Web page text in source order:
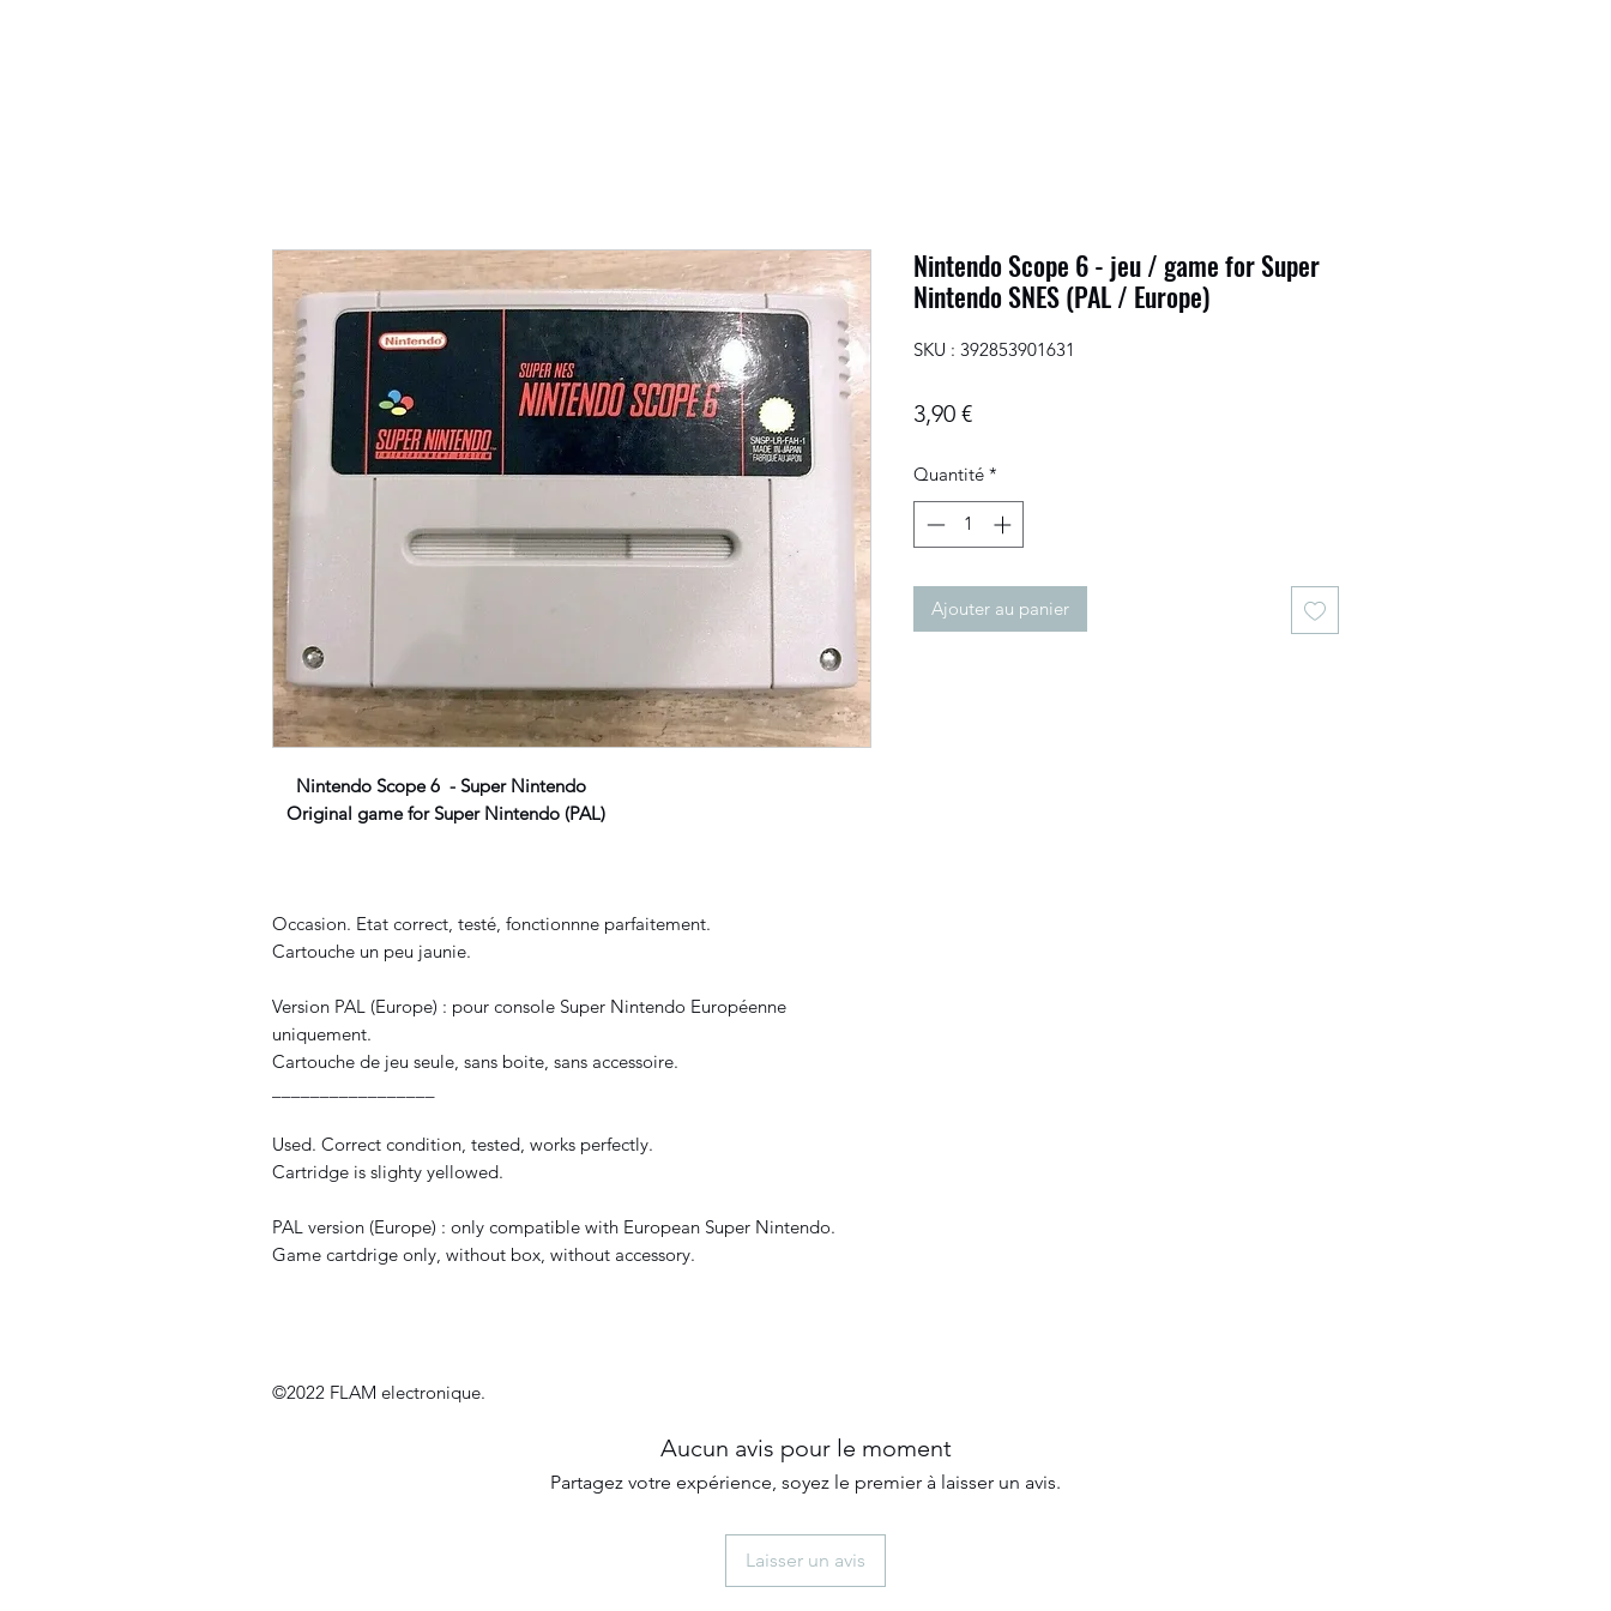
Nintendo Scope 6 - Super Nintendo
Original game for Super Nintendo (PAL)
Occasion. Etat correct, testé, fonctionnne parfaitement.
Cartouche un peu jaunie.
Version PAL (Europe) : pour console Super Nintendo Européenne
uniquement.
Cartouche de jeu seule, sans boite, sans accessoire.
Used. Correct condition, tested, works perfectly.
Cartridge is slighty yellowed.
PAL version (Europe) : only compatible with European Super Nintendo.
Game cartdrige only, without box, without accessory.
©2022 FLAM electronique.
Nintendo Scope 6 - jeu / game for Super
Nintendo SNES (PAL / Europe)
SKU : 392853901631
3,90 €Prix
Quantité *
Ajouter au panier
Aucun avis pour le moment
Partagez votre expérience, soyez le premier à laisser un avis.
Laisser un avis